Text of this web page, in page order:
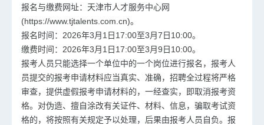
报名与缴费网址：天津市人才服务中心网
(https://www.tjtalents.com.cn)。
报名时间：2026年3月1日17:00至3月7日10:00。
缴费时间：2026年3月1日17:00至3月9日10:00。
报考人员只能选择一个单位中的一个岗位进行报名，报考人
员提交的报考申请材料应当真实、准确，招聘全过程将严格
审查，提供虚假报考申请材料的，一经查实，即取消报考资
格。对伪造、擅自涂改有关证件、材料、信息，骗取考试资
格的，将按照有关规定予以处理，后果由报考人员自负。报